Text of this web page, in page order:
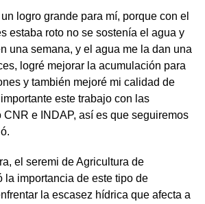
logro grande para mí, porque con el
estaba roto no se sostenía el agua y
una semana, y el agua me la dan una
logré mejorar la acumulación para
y también mejoré mi calidad de
este trabajo con las
CNR e INDAP, así es que seguiremos
el seremi de Agricultura de
la importancia de este tipo de
la escasez hídrica que afecta a